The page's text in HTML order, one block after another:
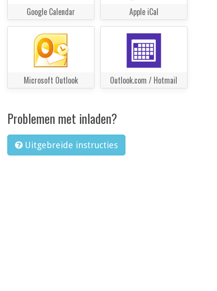
Google Calendar Apple iCal
Microsoft Outlook Outlook.com / Hotmail
Problemen met inladen?
Uitgebreide instructies